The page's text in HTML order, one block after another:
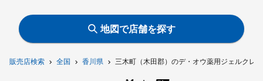
販売店検索 全国 香川県 三木町（木田郡）のデ・オウ薬用ジェルク
地図で店舗を探す